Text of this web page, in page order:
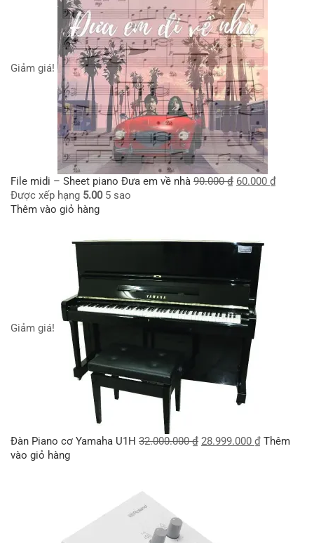
Giảm giá!
File midi – Sheet piano Đưa em về nhà 90.000₫ 60.000 ₫
Được xếp hạng 5.005 sao
Thêm vào giỏ hàng
Giảm giá!
Đàn Piano cơ Yamaha U1H 32.000.000₫ 28.999.000 ₫ Thêm
vào giỏ hàng